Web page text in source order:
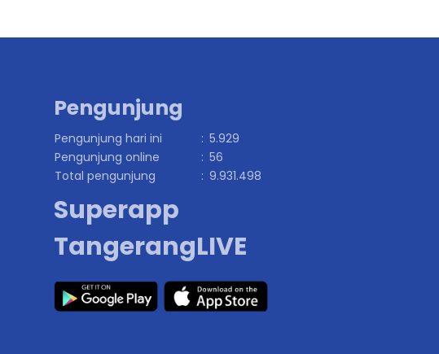
Pengunjung
Pengunjung hari ini : 5.929
Pengunjung online
: 56
Total pengunjung
: 9.931.498
Superapp
TangerangLIVE